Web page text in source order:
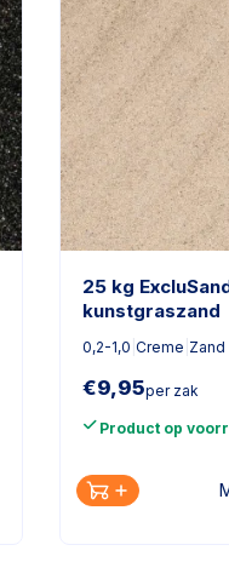
25 kg
kunstgraszand
0,2-1,0 Creme Zand
€9,95per zak
Product op